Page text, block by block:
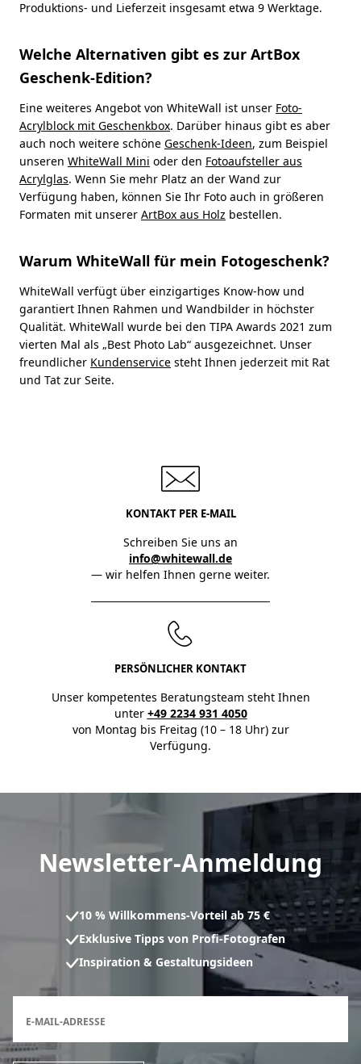
Produktions- und Lieferzeit insgesamt etwa 9 Werktage.
Welche Alternativen gibt es zur ArtBox
Geschenk-Edition?
Eine weiteres Angebot von WhiteWall ist unser Foto-
Acrylblock mit Geschenkbox. Darüber hinaus gibt es aber
auch noch weitere schöne Geschenk-Ideen, zum Beispiel
unseren WhiteWall Mini oder den Fotoaufsteller aus
Acrylglas. Wenn Sie mehr Platz an der Wand zur
Verfügung haben, können Sie Ihr Foto auch in größeren
Formaten mit unserer ArtBox aus Holz bestellen.
Warum WhiteWall für mein Fotogeschenk?
WhiteWall verfügt über einzigartiges Know-how und
garantiert Ihnen Rahmen und Wandbilder in höchster
Qualität. WhiteWall wurde bei den TIPA Awards 2021 zum
vierten Mal als „Best Photo Lab“ ausgezeichnet. Unser
freundlicher Kundenservice steht Ihnen jederzeit mit Rat
und Tat zur Seite.
KONTAKT PER E-MAIL
Schreiben Sie uns an
info@whitewall.de
— wir helfen Ihnen gerne weiter.
PERSÖNLICHER KONTAKT
Unser kompetentes Beratungsteam steht Ihnen
unter +49 2234 931 4050
von Montag bis Freitag (10 – 18 Uhr) zur
Verfügung.
Newsletter-Anmeldung
10 % Willkommens-Vorteil ab 75 €
Exklusive Tipps von Profi-Fotografen
Inspiration & Gestaltungsideen
E-MAIL-ADRESSE